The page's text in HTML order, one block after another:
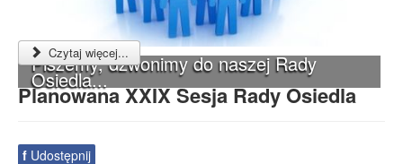
Piszemy, dzwonimy do naszej Rady
Osiedla...
Czytaj więcej...
Planowana XXIX Sesja Rady Osiedla
f Udostępnij